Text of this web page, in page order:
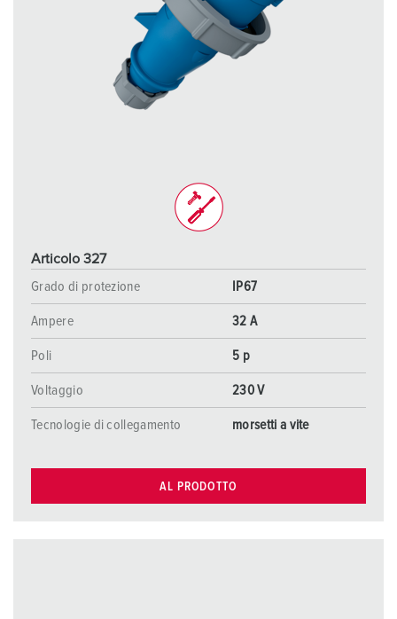
Articolo 327
Grado di protezione
IP67
Ampere 32 A
Poli 5 p
Voltaggio 230 V
Tecnologie di collegamento morsetti a vite
AL PRODOTTO